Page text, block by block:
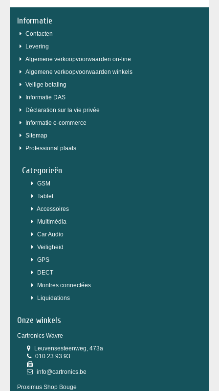
Informatie
Contacten
Levering
Algemene verkoopvoorwaarden on-line
Algemene verkoopvoorwaarden winkels
Veilige betaling
Informatie DAS
Déclaration sur la vie privée
Informatie e-commerce
Sitemap
Professional plaats
Categorieën
GSM
Tablet
Accessoires
Multimédia
Car Audio
Veiligheid
GPS
DECT
Montres connectées
Liquidations
Onze winkels
Cartronics Wavre
Leuvensesteenweg, 473a
010 23 93 93
info@cartronics.be
Proximus Shop Bouge